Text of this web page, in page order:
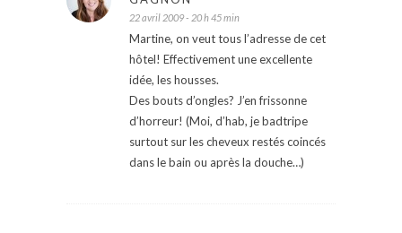
22 avril 2009 - 20 h 45 min
Martine, on veut tous l’adresse de cet
hôtel! Effectivement une excellente
idée, les housses.
Des bouts d’ongles? J’en frissonne
d’horreur! (Moi, d’hab, je badtripe
surtout sur les cheveux restés coincés
dans le bain ou après la douche…)